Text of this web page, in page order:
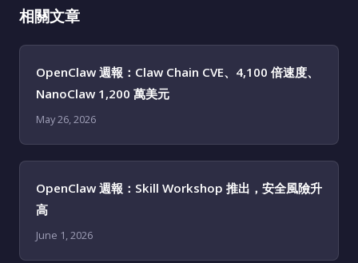
相關文章
OpenClaw 週報：Claw Chain CVE、4,100 倍速度、
NanoClaw 1,200 萬美元
May 26, 2026
OpenClaw 週報：Skill Workshop 推出，安全風險升
高
June 1, 2026